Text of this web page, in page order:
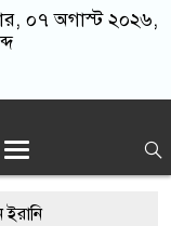
০৭ অগাস্ট ২০২৬,